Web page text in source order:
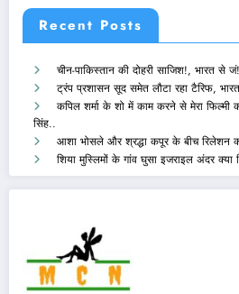
Recent Posts
चीन-पाकिस्तान की दोहरी साजिश!, भारत से
ट्रंप प्रशासन सूद समेत लौटा रहा टैरिफ,
कपिल शर्मा के शो में काम करने से मेरा फिल्मी
सिंह..
आशा भोसले और श्रद्धा कपूर के बीच रिलेशन
शिया मुस्लिमों के गांव घुसा इजराइल अंदर